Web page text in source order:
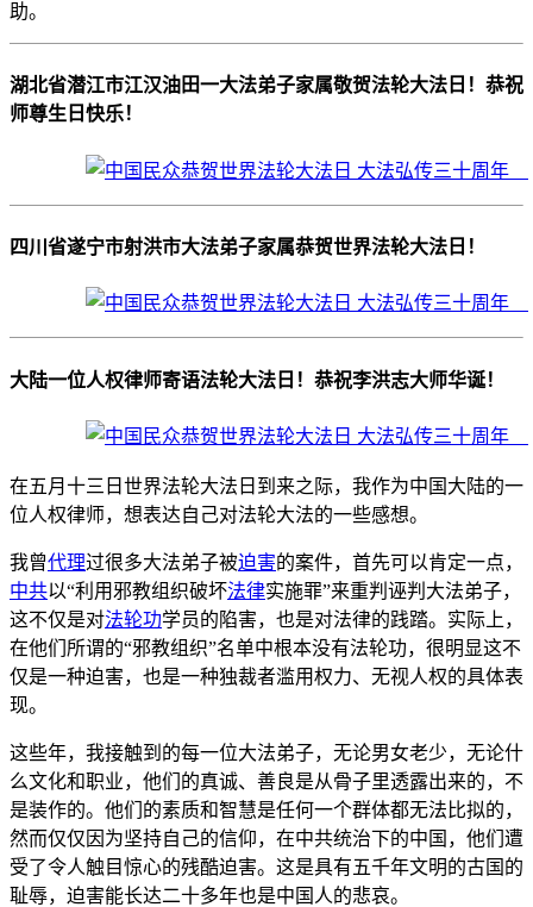
助。
湖北省潜江市江汉油田一大法弟子家属敬贺法轮大法日！恭祝
师尊生日快乐！
四川省遂宁市射洪市大法弟子家属恭贺世界法轮大法日！
大陆一位人权律师寄语法轮大法日！恭祝李洪志大师华诞！
在五月十三日世界法轮大法日到来之际，我作为中国大陆的一
位人权律师，想表达自己对法轮大法的一些感想。
我曾代理过很多大法弟子被迫害的案件，首先可以肯定一点，
中共以“利用邪教组织破坏法律实施罪”来重判诬判大法弟子，
这不仅是对法轮功学员的陷害，也是对法律的践踏。实际上，
在他们所谓的“邪教组织”名单中根本没有法轮功，很明显这不
仅是一种迫害，也是一种独裁者滥用权力、无视人权的具体表
现。
这些年，我接触到的每一位大法弟子，无论男女老少，无论什
么文化和职业，他们的真诚、善良是从骨子里透露出来的，不
是装作的。他们的素质和智慧是任何一个群体都无法比拟的，
然而仅仅因为坚持自己的信仰，在中共统治下的中国，他们遭
受了令人触目惊心的残酷迫害。这是具有五千年文明的古国的
耻辱，迫害能长达二十多年也是中国人的悲哀。